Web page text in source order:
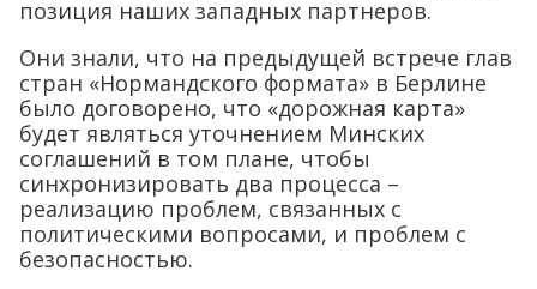
позиция наших западных партнеров.
Они знали, что на предыдущей встрече глав
стран «Нормандского формата» в Берлине
было договорено, что «дорожная карта»
будет являться уточнением Минских
соглашений в том плане, чтобы
синхронизировать два процесса –
реализацию проблем, связанных с
политическими вопросами, и проблем с
безопасностью.